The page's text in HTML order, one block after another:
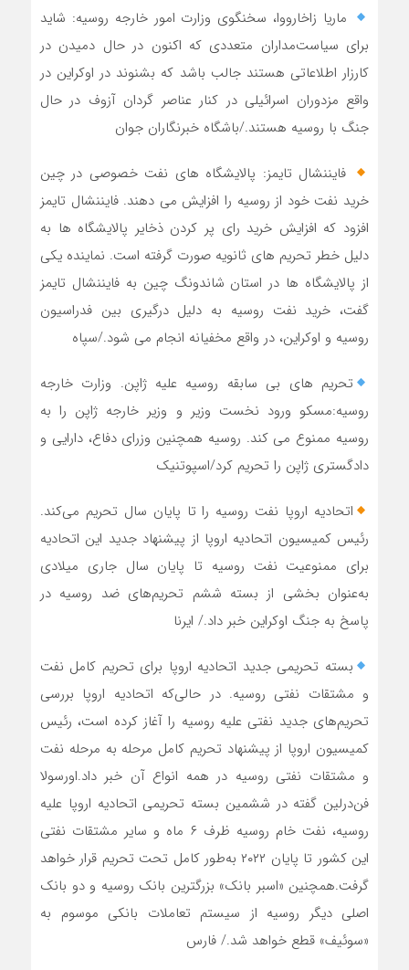
ماریا زاخارووا، سخنگوی وزارت امور خارجه روسیه: شاید
برای سیاست‌مداران متعددی که اکنون در حال دمیدن در
کارزار اطلاعاتی هستند جالب باشد که بشنوند در اوکراین در
واقع مزدوران اسرائیلی در کنار عناصر گردان آزوف در حال
جنگ با روسیه هستند./باشگاه خبرنگاران جوان
فایننشال تایمز: پالایشگاه های نفت خصوصی در چین
خرید نفت خود از روسیه را افزایش می دهند. فایننشال تایمز
افزود که افزایش خرید رای پر کردن ذخایر پالایشگاه ها به
دلیل خطر تحریم های ثانویه صورت گرفته است. نماینده یکی
از پالایشگاه ها در استان شاندونگ چین به فایننشال تایمز
گفت، خرید نفت روسیه به دلیل درگیری بین فدراسیون
روسیه و اوکراین، در واقع مخفیانه انجام می شود./سپاه
تحریم های بی سابقه روسیه علیه ژاپن. وزارت خارجه
روسیه:مسکو ورود نخست وزیر و وزیر خارجه ژاپن را به
روسیه ممنوع می کند. روسیه همچنین وزرای دفاع، دارایی و
دادگستری ژاپن را تحریم کرد/اسپوتنیک
اتحادیه اروپا نفت روسیه را تا پایان سال تحریم می‌کند.
رئیس کمیسیون اتحادیه اروپا از پیشنهاد جدید این اتحادیه
برای ممنوعیت نفت روسیه تا پایان سال جاری میلادی
به‌عنوان بخشی از بسته ششم تحریم‌های ضد روسیه در
پاسخ به جنگ اوکراین خبر داد./ ایرنا
بسته تحریمی جدید اتحادیه اروپا برای تحریم کامل نفت
و مشتقات نفتی روسیه. در حالی‌که اتحادیه اروپا بررسی
تحریم‌های جدید نفتی علیه روسیه را آغاز کرده است، رئیس
کمیسیون اروپا از پیشنهاد تحریم کامل مرحله به مرحله نفت
و مشتقات نفتی روسیه در همه انواع آن خبر داد.اورسولا
فن‌درلین گفته در ششمین بسته تحریمی اتحادیه اروپا علیه
روسیه، نفت خام روسیه ظرف ۶ ماه و سایر مشتقات نفتی
این کشور تا پایان ۲۰۲۲ به‌طور کامل تحت تحریم قرار خواهد
گرفت.همچنین «اسبر بانک» بزرگترین بانک روسیه و دو بانک
اصلی دیگر روسیه از سیستم تعاملات بانکی موسوم به
«سوئیف» قطع خواهد شد./ فارس